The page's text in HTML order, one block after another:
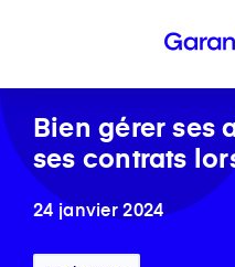
Bien gérer ses
ses contrats
24 janvier 2024